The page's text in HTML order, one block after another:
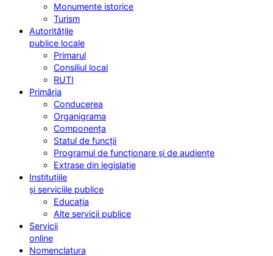
Monumente istorice
Turism
Autoritățile
publice locale
Primarul
Consiliul local
RUTI
Primăria
Conducerea
Organigrama
Componența
Statul de funcții
Programul de funcționare și de audiențe
Extrase din legislație
Instituțiile
și serviciile publice
Educația
Alte servicii publice
Servicii
online
Nomenclatura